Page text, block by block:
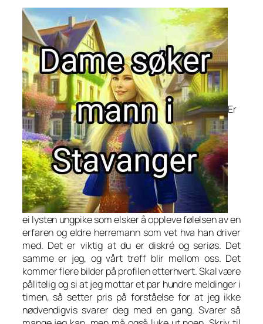
Er
ei lysten ungpike som elsker å oppleve følelsen av en
erfaren og eldre herremann som vet hva han driver
med. Det er viktig at du er diskré og seriøs. Det
samme er jeg, og vårt treff blir mellom oss. Det
kommer flere bilder på profilen etterhvert. Skal være
pålitelig og si at jeg mottar et par hundre meldinger i
timen, så setter pris på forståelse for at jeg ikke
nødvendigvis svarer deg med en gang. Svarer så